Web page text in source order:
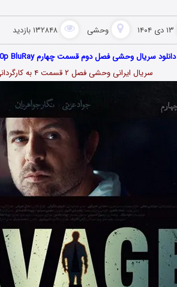
۱۳ دی ۱۴۰۴ وحشی ۱۳۲۸۴۸ بازدید
دانلود سریال وحشی فصل دوم قسمت چهارم Savage S02E04 1080p BluRay
سریال ایرانی وحشی فصل ۲ قسمت ۴ به کارگردانی هومن سیدی